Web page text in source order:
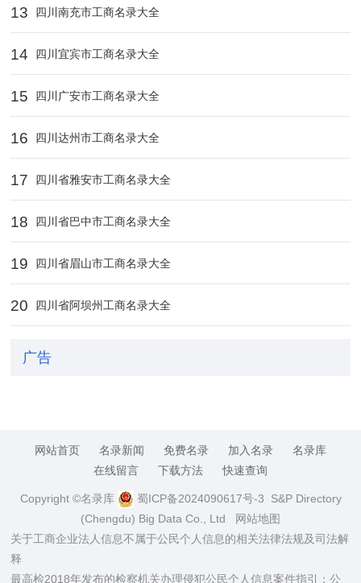
13 四川南充市工商名录大全
14 四川宜宾市工商名录大全
15 四川广安市工商名录大全
16 四川达州市工商名录大全
17 四川省雅安市工商名录大全
18 四川省巴中市工商名录大全
19 四川省眉山市工商名录大全
20 四川省阿坝州工商名录大全
广告
网站首页 名录新闻 免费名录 加入名录
名录库
在线留言
下载方法 快速查询
Copyright ©名录库 蜀ICP备2024090617号-3 S&P Directory
(Chengdu) Big Data Co., Ltd
网站地图
关于工商企业法人信息不属于公民个人信息的相关法律法规及司法解
释
最高检2018年发布的检察机关办理侵犯公民个人信息案件指引：公